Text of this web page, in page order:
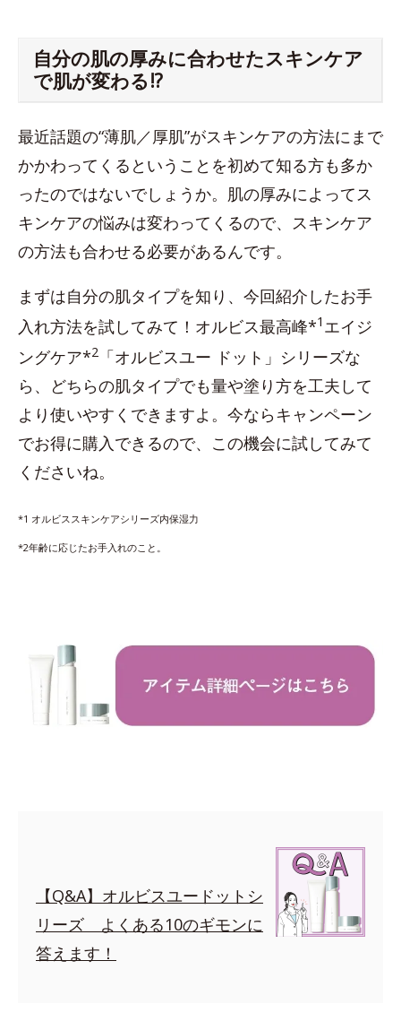
自分の肌の厚みに合わせたスキンケア
で肌が変わる!?
最近話題の“薄肌／厚肌”がスキンケアの方法にまで
かかわってくるということを初めて知る方も多か
ったのではないでしょうか。肌の厚みによってス
キンケアの悩みは変わってくるので、スキンケア
の方法も合わせる必要があるんです。
まずは自分の肌タイプを知り、今回紹介したお手
入れ方法を試してみて！オルビス最高峰*1 エイジ
ングケア*2 「オルビスユー ドット」シリーズな
ら、どちらの肌タイプでも量や塗り方を工夫して
より使いやすくできますよ。今ならキャンペーン
でお得に購入できるので、この機会に試してみて
くださいね。
*1 オルビススキンケアシリーズ内保湿力
*2年齢に応じたお手入れのこと。
【Q&A】オルビスユードットシ
リーズ よくある10のギモンに
答えます！